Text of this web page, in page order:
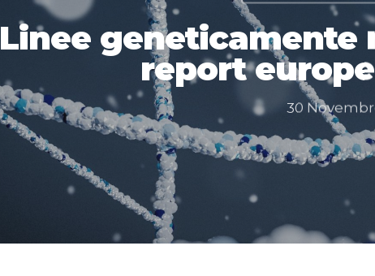
Linee
report
30